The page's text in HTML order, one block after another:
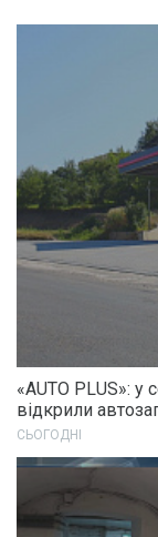
«AUTO PLUS»: у
відкрили
СЬОГОДНІ